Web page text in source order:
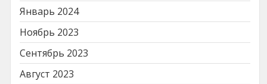
Январь 2024
Ноябрь 2023
Сентябрь 2023
Август 2023